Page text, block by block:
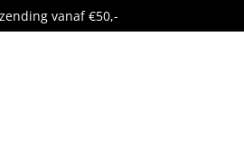
vanaf €50,-